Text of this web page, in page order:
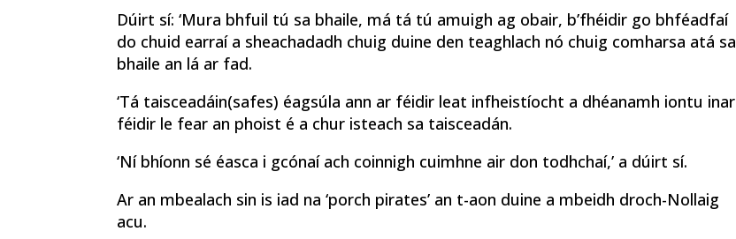
Dúirt sí: ‘Mura bhfuil tú sa bhaile, má tá tú amuigh ag obair, b’fhéidir go bhféadfaí
do chuid earraí a sheachadadh chuig duine den teaghlach nó chuig comharsa atá sa
bhaile an lá ar fad.
‘Tá taisceadáin(safes) éagsúla ann ar féidir leat infheistíocht a dhéanamh iontu inar
féidir le fear an phoist é a chur isteach sa taisceadán.
‘Ní bhíonn sé éasca i gcónaí ach coinnigh cuimhne air don todhchaí,’ a dúirt sí.
Ar an mbealach sin is iad na ‘porch pirates’ an t-aon duine a mbeidh droch-Nollaig
acu.